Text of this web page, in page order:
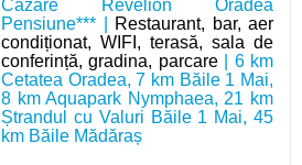
Cazare Revelion Oradea
Pensiune*** |
Restaurant, bar, aer
condiționat, WIFI, terasă, sala de
conferință, gradina, parcare| 6 km
Cetatea Oradea, 7 km Băile 1 Mai,
8 km Aquapark Nymphaea, 21 km
Ștrandul cu Valuri Băile 1 Mai, 45
km Băile Mădăraș